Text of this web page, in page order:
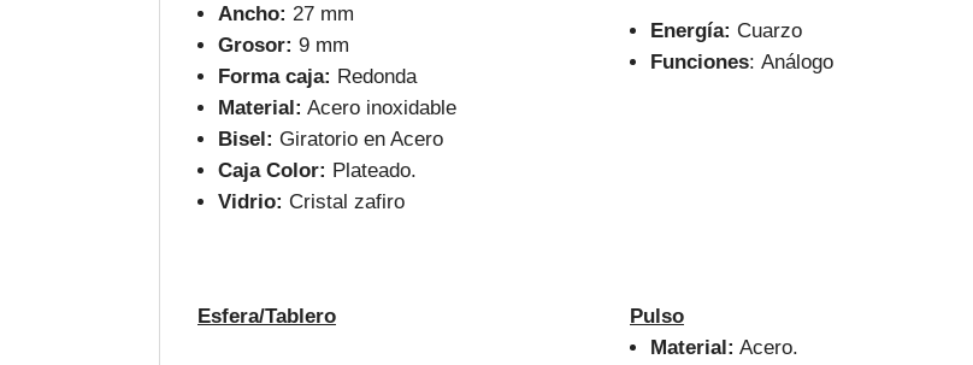
Ancho: 27 mm
Grosor: 9 mm
Forma caja: Redonda
Material: Acero inoxidable
Bisel: Giratorio en Acero
Caja Color: Plateado.
Vidrio: Cristal zafiro
Energía: Cuarzo
Funciones: Análogo
Esfera/Tablero Pulso
Material: Acero.